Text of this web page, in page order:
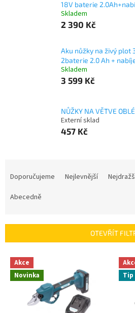
18V baterie
Skladem
2 390 Kč
Aku nůžky na živý plot
2baterie 2.0 Ah +
Skladem
3 599 Kč
NŮŽKY NA VĚTVE
Externí sklad
457 Kč
r
Doporučujeme Nejlevnější
Abecedně
OTEVŘÍT
V
p
Akce
Novinka
Tip